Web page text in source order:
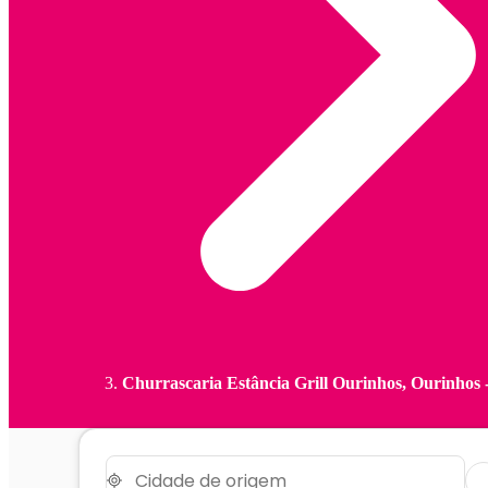
Churrascaria Estância Grill Ourinhos, Ourinhos